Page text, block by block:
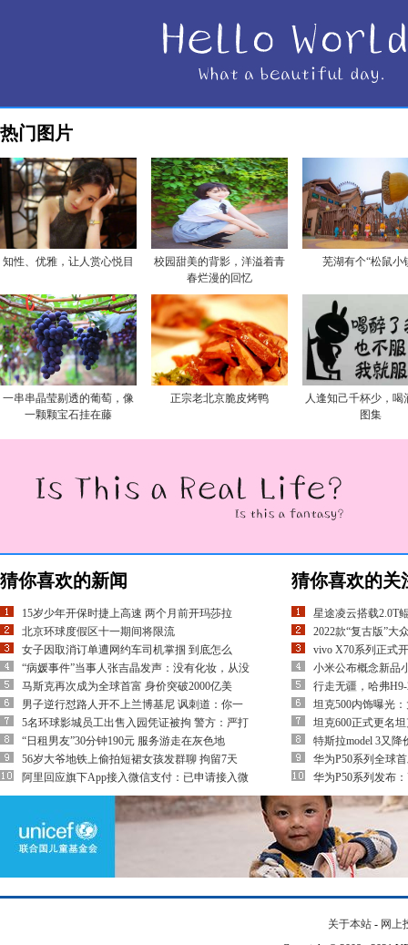
热门图片
知性、优雅，让人赏心悦目
校园甜美的背影，洋溢着青
春烂漫的回忆
芜湖有个“松鼠小
一串串晶莹剔透的葡萄，像
一颗颗宝石挂在藤
正宗老北京脆皮烤鸭
人逢知己千杯少，喝
图集
猜你喜欢的新闻
15岁少年开保时捷上高速 两个月前开玛莎拉
北京环球度假区十一期间将限流
女子因取消订单遭网约车司机掌掴 到底怎么
“病媛事件”当事人张吉晶发声：没有化妆，从没
马斯克再次成为全球首富 身价突破2000亿美
男子逆行怼路人开不上兰博基尼 讽刺道：你一
5名环球影城员工出售入园凭证被拘 警方：严打
“日租男友”30分钟190元 服务游走在灰色地
56岁大爷地铁上偷拍短裙女孩发群聊 拘留7天
阿里回应旗下App接入微信支付：已申请接入微
猜你喜欢的关
星途凌云搭载2.0T
2022款“复古版”大
vivo X70系列正式
小米公布概念新品
行走无疆，哈弗
坦克500内饰曝光
坦克600正式更名
特斯拉model 3又
华为P50系列全球
华为P50系列发布
关于本站 - 网上